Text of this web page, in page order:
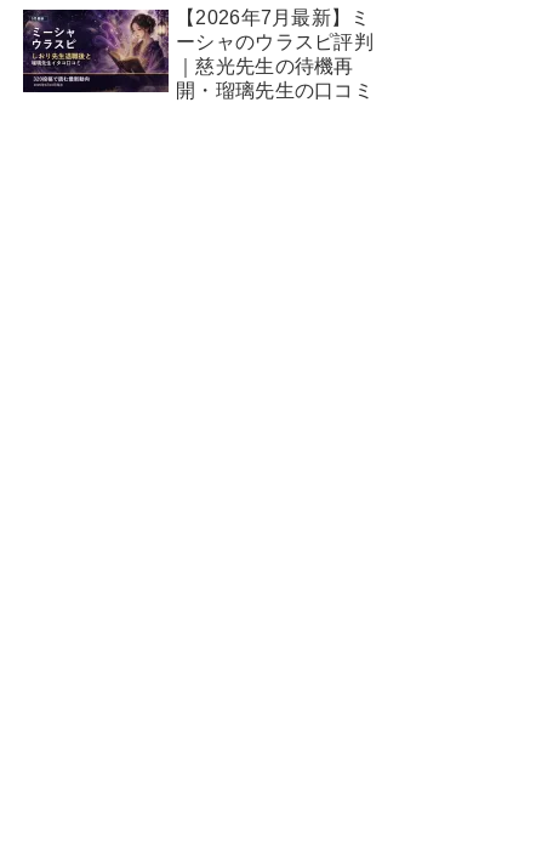
【2026年7月最新】ミ
ーシャのウラスピ評判
｜慈光先生の待機再
開・瑠璃先生の口コミ